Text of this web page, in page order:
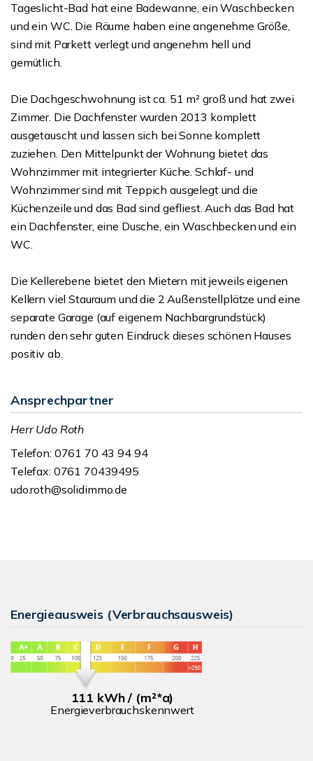
Tageslicht-Bad hat eine Badewanne, ein Waschbecken
und ein WC. Die Räume haben eine angenehme Größe,
sind mit Parkett verlegt und angenehm hell und
gemütlich.
Die Dachgeschwohnung ist ca. 51 m² groß und hat zwei
Zimmer. Die Dachfenster wurden 2013 komplett
ausgetauscht und lassen sich bei Sonne komplett
zuziehen. Den Mittelpunkt der Wohnung bietet das
Wohnzimmer mit integrierter Küche. Schlaf- und
Wohnzimmer sind mit Teppich ausgelegt und die
Küchenzeile und das Bad sind gefliest. Auch das Bad hat
ein Dachfenster, eine Dusche, ein Waschbecken und ein
WC.
Die Kellerebene bietet den Mietern mit jeweils eigenen
Kellern viel Stauraum und die 2 Außenstellplätze und eine
separate Garage (auf eigenem Nachbargrundstück)
runden den sehr guten Eindruck dieses schönen Hauses
positiv ab.
Ansprechpartner
Herr Udo Roth
Telefon: 0761 70 43 94 94
Telefax: 0761 70439495
udo.roth@solidimmo.de
Energieausweis (Verbrauchsausweis)
111 kWh / (m²*a)
Energieverbrauchskennwert